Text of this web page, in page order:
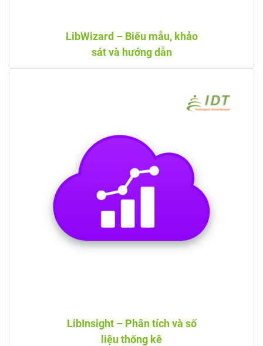
LibWizard – Biếu mẫu, khảo
sát và hướng dẫn
LibInsight – Phân tích và số
liệu thống kê